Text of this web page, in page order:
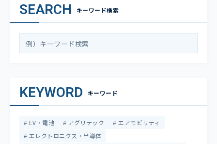
SEARCH キーワード検索
KEYWORD キーワード
EV・電池 アグリテック
エアモビリティ
エレクトロニクス・半導体